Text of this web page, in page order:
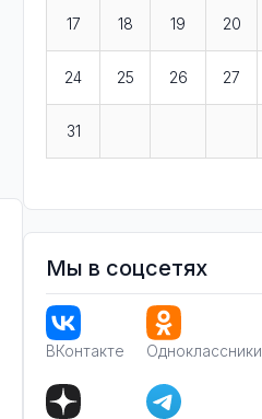
17 18 19 20
24 25 26 27
31
Мы в соцсетях
ВКонтакте Одноклассники